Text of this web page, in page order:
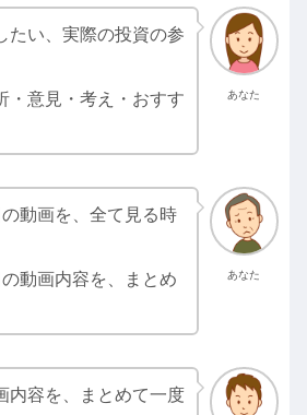
あなた
たい、実際の投資の参
・意見・考え・おすす
あなた
動画を、全て見る時
動画内容を、まとめ
内容を、まとめて一度